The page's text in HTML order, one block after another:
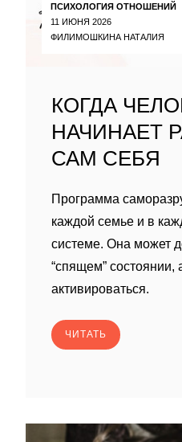
ПСИХОЛОГИЯ ОТНОШЕНИЙ
11 ИЮНЯ 2026
ФИЛИМОШКИНА НАТАЛИЯ
КОГДА
НАЧИНАЕТ
САМ СЕБЯ
Программа
каждой семье и в
системе. Она может
“спящем” состоянии,
активироваться.
ЧИТАТЬ